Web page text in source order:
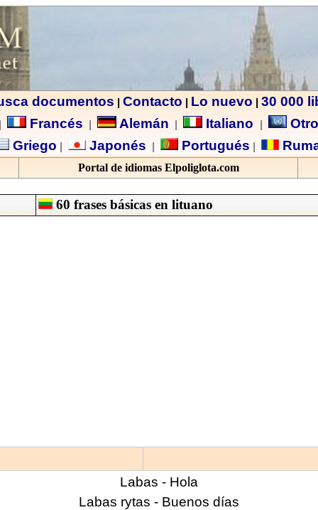
documentos Contacto Lo nuevo 30 000
Francés Alemán Italiano
Griego
Japonés Portugués
Portal de idiomas Elpoliglota.com
60 frases básicas en lituano
Labas - Hola
Labas rytas - Buenos días